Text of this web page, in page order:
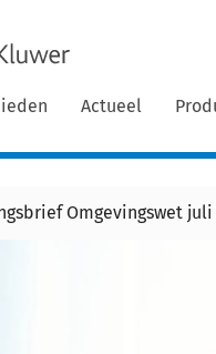
Actueel
Omgevingswet